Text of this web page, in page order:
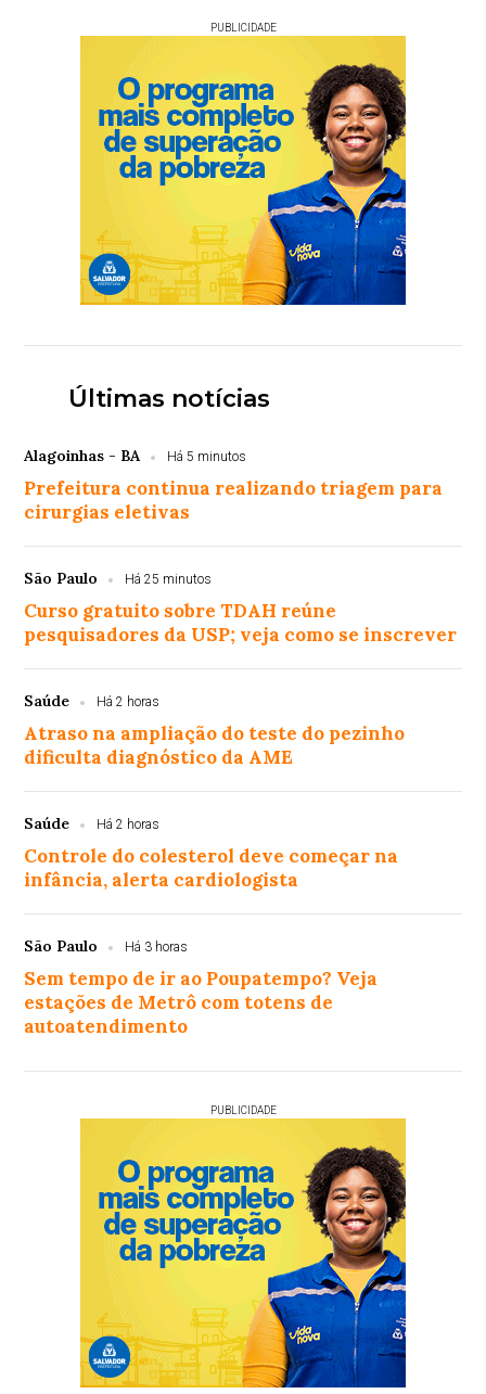
PUBLICIDADE
Últimas notícias
Alagoinhas - BA Há 5 minutos
Prefeitura continua realizando triagem para
cirurgias eletivas
São Paulo Há 25 minutos
Curso gratuito sobre TDAH reúne
pesquisadores da USP; veja como se inscrever
Saúde Há 2 horas
Atraso na ampliação do teste do pezinho
dificulta diagnóstico da AME
Saúde Há 2 horas
Controle do colesterol deve começar na
infância, alerta cardiologista
São Paulo Há 3 horas
Sem tempo de ir ao Poupatempo? Veja
estações de Metrô com totens de
autoatendimento
PUBLICIDADE